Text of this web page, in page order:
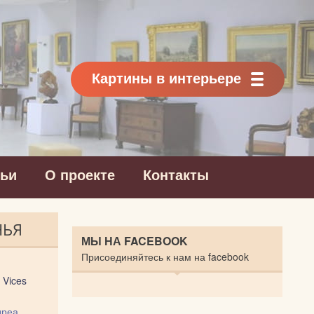
Картины в интерьере
О проекте Контакты
МЫ НА FACEBOOK
Присоединяйтесь к нам на facebook